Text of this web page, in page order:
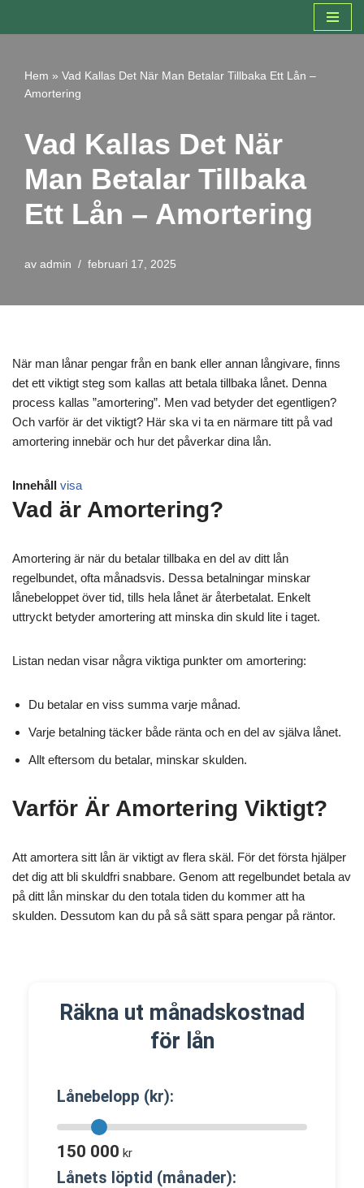
innehåll
Hem » Vad Kallas Det När Man Betalar Tillbaka Ett Lån –
Amortering
Vad Kallas Det När
Man Betalar Tillbaka
Ett Lån – Amortering
av admin februari 17, 2025
När man lånar pengar från en bank eller annan långivare, finns
det ett viktigt steg som kallas att betala tillbaka lånet. Denna
process kallas ”amortering”. Men vad betyder det egentligen?
Och varför är det viktigt? Här ska vi ta en närmare titt på vad
amortering innebär och hur det påverkar dina lån.
Innehåll visa
Vad är Amortering?
Amortering är när du betalar tillbaka en del av ditt lån
regelbundet, ofta månadsvis. Dessa betalningar minskar
lånebeloppet över tid, tills hela lånet är återbetalat. Enkelt
uttryckt betyder amortering att minska din skuld lite i taget.
Listan nedan visar några viktiga punkter om amortering:
Du betalar en viss summa varje månad.
Varje betalning täcker både ränta och en del av själva lånet.
Allt eftersom du betalar, minskar skulden.
Varför Är Amortering Viktigt?
Att amortera sitt lån är viktigt av flera skäl. För det första hjälper
det dig att bli skuldfri snabbare. Genom att regelbundet betala av
på ditt lån minskar du den totala tiden du kommer att ha
skulden. Dessutom kan du på så sätt spara pengar på räntor.
Räkna ut månadskostnad
för lån
Lånebelopp (kr):
150 000 kr
Lånets löptid (månader):